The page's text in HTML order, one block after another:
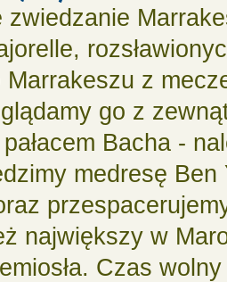
zwiedzanie
Marrakeszu z
go z
Bacha -
medresę
największy w
Czas